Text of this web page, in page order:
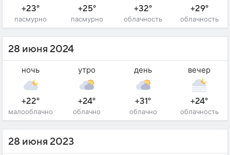
+23°
пасмурно
+25°
пасмурно
+32°
облачность
+29°
облачность
28 июня 2024
ночь
+22°
малооблачно
утро
+24°
облачно
день
+31°
облачно
вечер
+24°
облачность
28 июня 2023